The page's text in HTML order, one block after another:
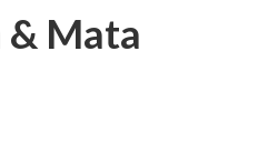
Mata